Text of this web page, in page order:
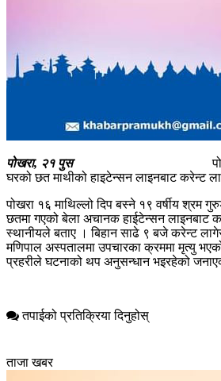
पोखरा, २१ पुस पोखरामा एक
घरको छत माथीको हाइटेन्सन लाइनबाट करेन्ट
पोखरा १६ माथिल्लो दिप बस्ने १९ वर्षीय श्रम
छतमा गएको बेला अचानक हाईटेन्सन लाइनबाट
स्थानीयले बताए । बिहान साढे ९ बजे करेन्ट
मणिपाल अस्पतालमा उपचारका क्रममा मृत्यु
प्रहरीले घटनाको थप अनुसन्धान भइरहेको
तपाईको प्रतिक्रिया दिनुहोस्
ताजा खबर